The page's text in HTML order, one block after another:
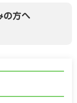
の方へ